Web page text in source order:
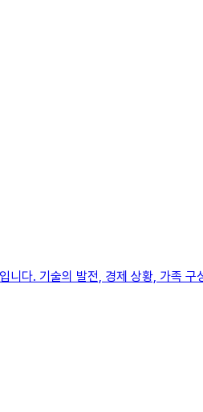
다. 기술의 발전, 경제 상황, 가족